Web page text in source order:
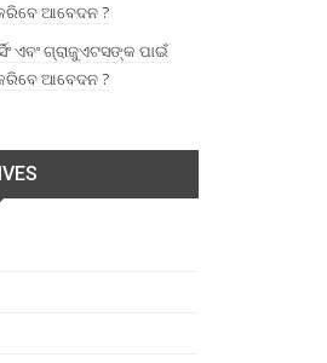
ଆବେଦନ ?
ଏବଂ ଗ୍ରାଜୁଏଟସଙ୍କ ପାଇଁ
ଆବେଦନ ?